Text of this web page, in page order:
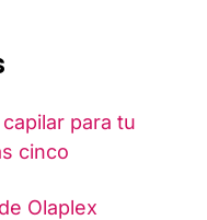
para tu
cinco
Olaplex